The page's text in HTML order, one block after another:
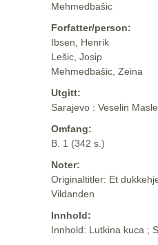
Mehmedbašic
Forfatter/person:
Ibsen, Henrik
Lešic, Josip
Mehmedbašic, Zeina
Utgitt:
Sarajevo : Veselin
Omfang:
B. 1 (342 s.)
Noter:
Originaltitler: Et
Vildanden
Innhold:
Innhold: Lutkina kuca ;